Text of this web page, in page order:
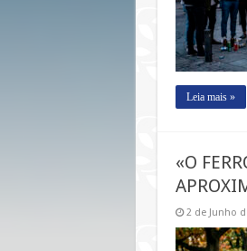
Leia mais »
«O
2 de Junho